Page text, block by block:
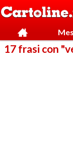
17 frasi con